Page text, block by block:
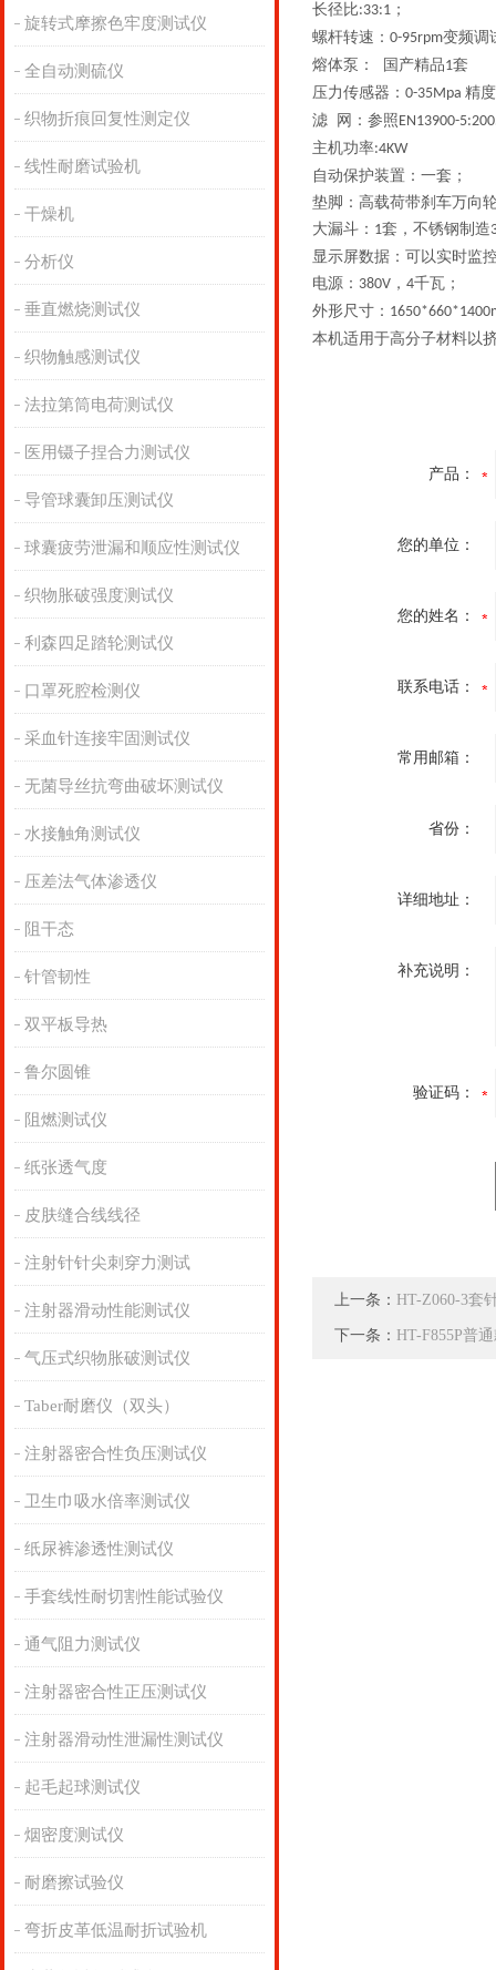
旋转式摩擦色牢度测试仪
全自动测硫仪
织物折痕回复性测定仪
线性耐磨试验机
干燥机
分析仪
垂直燃烧测试仪
织物触感测试仪
法拉第筒电荷测试仪
医用镊子捏合力测试仪
导管球囊卸压测试仪
球囊疲劳泄漏和顺应性测试仪
织物胀破强度测试仪
利森四足踏轮测试仪
口罩死腔检测仪
采血针连接牢固测试仪
无菌导丝抗弯曲破坏测试仪
水接触角测试仪
压差法气体渗透仪
阻干态
针管韧性
双平板导热
鲁尔圆锥
阻燃测试仪
纸张透气度
皮肤缝合线线径
注射针针尖刺穿力测试
注射器滑动性能测试仪
气压式织物胀破测试仪
Taber耐磨仪（双头）
注射器密合性负压测试仪
卫生巾吸水倍率测试仪
纸尿裤渗透性测试仪
手套线性耐切割性能试验仪
通气阻力测试仪
注射器密合性正压测试仪
注射器滑动性泄漏性测试仪
起毛起球测试仪
烟密度测试仪
耐磨擦试验仪
弯折皮革低温耐折试验机
长径比:33:1 ；
螺杆转速： 0-95rpm变频调
熔体泵： 国产精品1套
压力传感器： 0-35Mpa 精度
滤 网：参照EN13900-
主机功率:4KW
自动保护装置：一套；
垫脚：高载荷带刹车万向
大漏斗： 1套，不锈钢制造
显示屏数据：可以实时监
电源： 380V ， 4千瓦；
外形尺寸：
本机适用于高分子材料以
产品：
您的单位：
您的姓名：
联系电话：
常用邮箱：
省份：
详细地址：
补充说明：
验证码：
上一条： HT-Z060-3套
下一条： HT-F855P普